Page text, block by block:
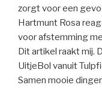
zorgt voor een
Hartmunt Rosa
voor afstemming
Dit artikel raakt mij.
UitjeBol vanuit
Samen mooie